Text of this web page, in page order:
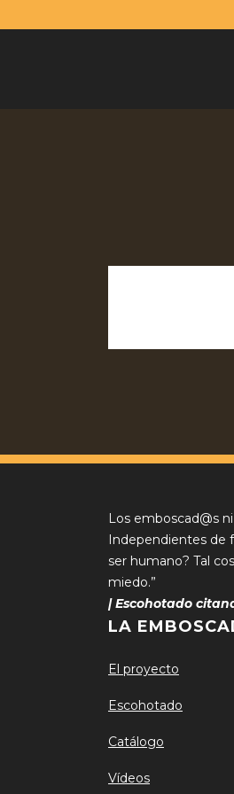
Los emboscad@s
Independientes de
ser humano? Tal
miedo.”
| Escohotado
LA
El proyecto
Escohotado
Catálogo
Vídeos